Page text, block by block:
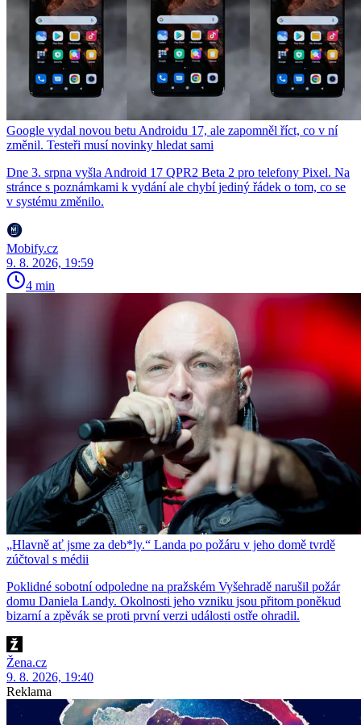
Google vydal novou betu Androidu 17, ale zapomněl říct, co v ní
změnil. Testeři musí novinky hledat sami
Dne 3. srpna vyšla Android 17 QPR2 Beta 2 pro telefony Pixel. Na
stránce s poznámkami k vydání ale chybí jediný řádek o tom, co se
v systému změnilo.
Mobify.cz
9. 8. 2026, 19:59
4 min
„Hlavně ať jsme za deb*ly.“ Landa po požáru v jeho domě tvrdě
zúčtoval s médii
Poklidné sobotní odpoledne na pražském Vyšehradě narušil požár
domu Daniela Landy. Okolnosti jeho vzniku jsou přitom poněkud
bizarní a zpěvák se proti první verzi události ostře ohradil.
Žena.cz
9. 8. 2026, 19:40
Reklama